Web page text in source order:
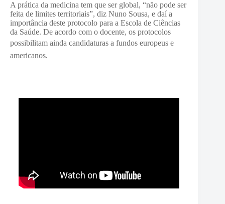
A prática da medicina tem que ser global, “não pode ser
feita de limites territoriais”, diz Nuno Sousa, e daí a
importância deste protocolo para a Escola de Ciências
da Saúde. De acordo com o docente, os protocolos
possibilitam ainda candidaturas a fundos europeus e
americanos.